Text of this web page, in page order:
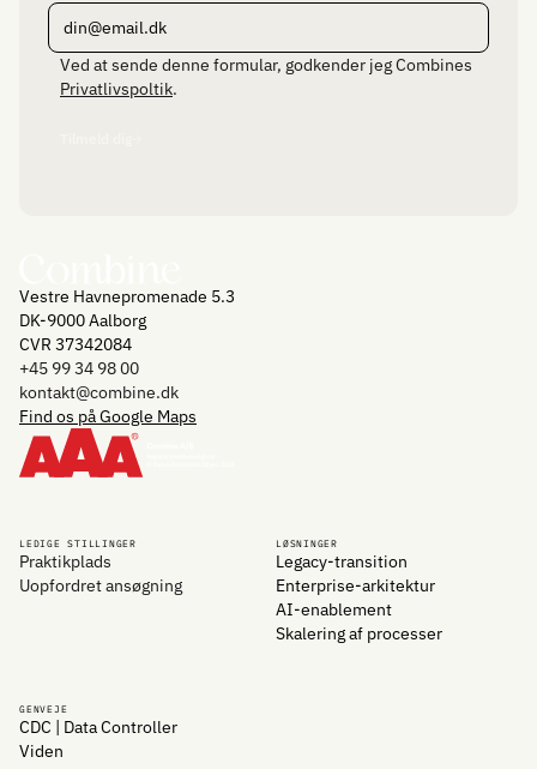
Ved at sende denne formular, godkender jeg Combines
Privatlivspoltik.
Vestre Havnepromenade 5.3
DK-9000 Aalborg
CVR 37342084
+45 99 34 98 00
kontakt@combine.dk
Find os på Google Maps
LEDIGE STILLINGER
Praktikplads
Uopfordret ansøgning
LØSNINGER
Legacy-transition
Enterprise-arkitektur
AI-enablement
Skalering af processer
GENVEJE
CDC | Data Controller
Viden